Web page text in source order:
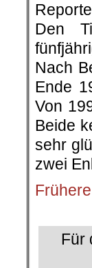
Den
Nach
Ende
Von
Beide
sehr
zwei
Für